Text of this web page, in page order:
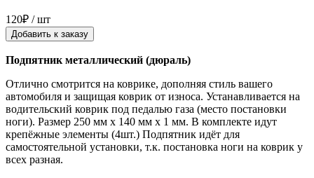
120₽ / шт
Добавить к заказу
Подпятник металлический (дюраль)
Отлично смотрится на коврике, дополняя стиль вашего
автомобиля и защищая коврик от износа. Устанавливается на
водительский коврик под педалью газа (место постановки
ноги). Размер 250 мм x 140 мм x 1 мм. В комплекте идут
крепёжные элементы (4шт.) Подпятник идёт для
самостоятельной установки, т.к. постановка ноги на коврик у
всех разная.